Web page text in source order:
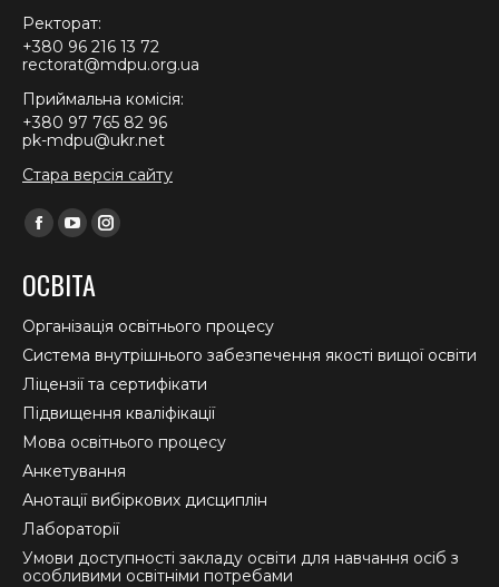
Ректорат:
+380 96 216 13 72
rectorat@mdpu.org.ua
Приймальна комісія:
+380 97 765 82 96
pk-mdpu@ukr.net
Стара версія сайту
Find us on:
Facebook
opens
in
new
window
YouTube
opens
in
new
window
Instagram
in
new
window
ОСВІТА
Організація освітнього процесу
Система внутрішнього забезпечення якості вищої освіти
Ліцензії та сертифікати
Підвищення кваліфікації
Мова освітнього процесу
Анкетування
Анотації вибіркових дисциплін
Лабораторії
Умови доступності закладу освіти для навчання осіб з
особливими освітніми потребами